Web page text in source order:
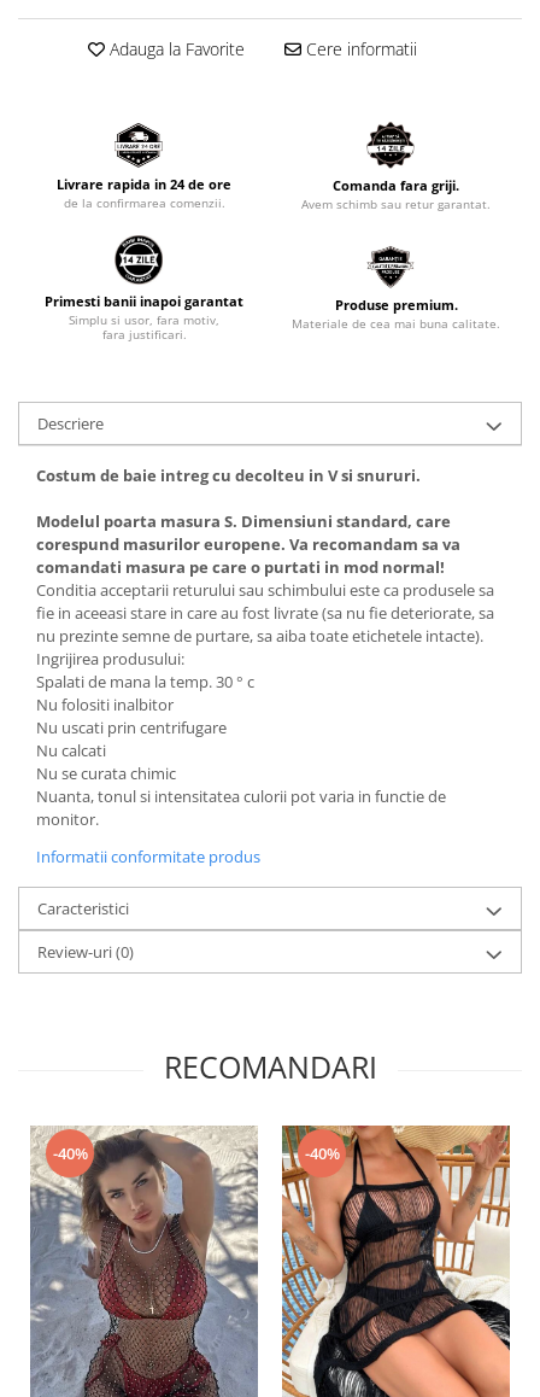
Adauga la Favorite Cere informatii
Livrare rapida in 24 de ore
de la confirmarea comenzii.
Comanda fara griji.
Avem schimb sau retur garantat.
Primesti banii inapoi garantat
Simplu si usor, fara motiv,
fara justificari.
Produse premium.
Materiale de cea mai buna calitate.
Descriere
Costum de baie intreg cu decolteu in V si snururi.
Modelul poarta masura S. Dimensiuni standard, care
corespund masurilor europene. Va recomandam sa va
comandati masura pe care o purtati in mod normal!
Conditia acceptarii returului sau schimbului este ca produsele sa
fie in aceeasi stare in care au fost livrate (sa nu fie deteriorate, sa
nu prezinte semne de purtare, sa aiba toate etichetele intacte).
Ingrijirea produsului:
Spalati de mana la temp. 30 ° c
Nu folositi inalbitor
Nu uscati prin centrifugare
Nu calcati
Nu se curata chimic
Nuanta, tonul si intensitatea culorii pot varia in functie de
monitor.
Informatii conformitate produs
Caracteristici
Review-uri(0)
RECOMANDARI
-40% -40%